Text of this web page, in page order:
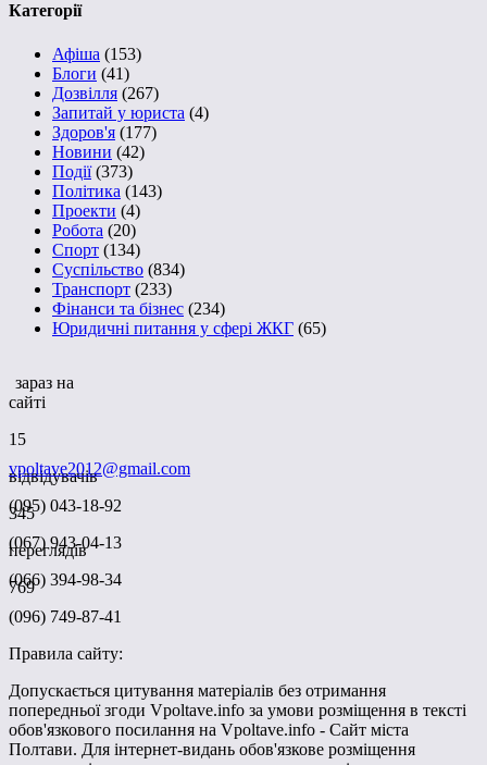
Категорії
Афіша (153)
Блоги (41)
Дозвілля (267)
Запитай у юриста (4)
Здоров'я (177)
Новини (42)
Події(373)
Політика (143)
Проекти (4)
Робота (20)
Спорт (134)
Суспільство (834)
Транспорт (233)
Фінанси та бізнес (234)
Юридичні питання у сфері ЖКГ (65)
зараз на
сайті
15
відвідувачів
345
переглядів
769
vpoltave2012@gmail.com
(095) 043-18-92
(067) 943-04-13
(066) 394-98-34
(096) 749-87-41
Правила сайту:
Допускається цитування матеріалів без отримання
попередньої згоди Vpoltave.info за умови розміщення в тексті
обов'язкового посилання на Vpoltave.info - Сайт міста
Полтави. Для інтернет-видань обов'язкове розміщення